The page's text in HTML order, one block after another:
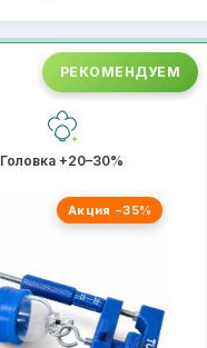
РЕКОМЕНДУЕМ
Головка +20–30%
Акция −35%